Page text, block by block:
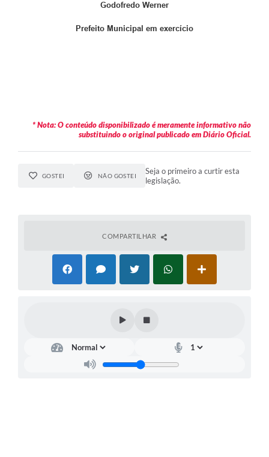
Godofredo Werner
Prefeito Municipal em exercício
* Nota: O conteúdo disponibilizado é meramente informativo não
substituindo o original publicado em Diário Oficial.
GOSTEI NÃO GOSTEI
Seja o primeiro a curtir esta
legislação.
COMPARTILHAR